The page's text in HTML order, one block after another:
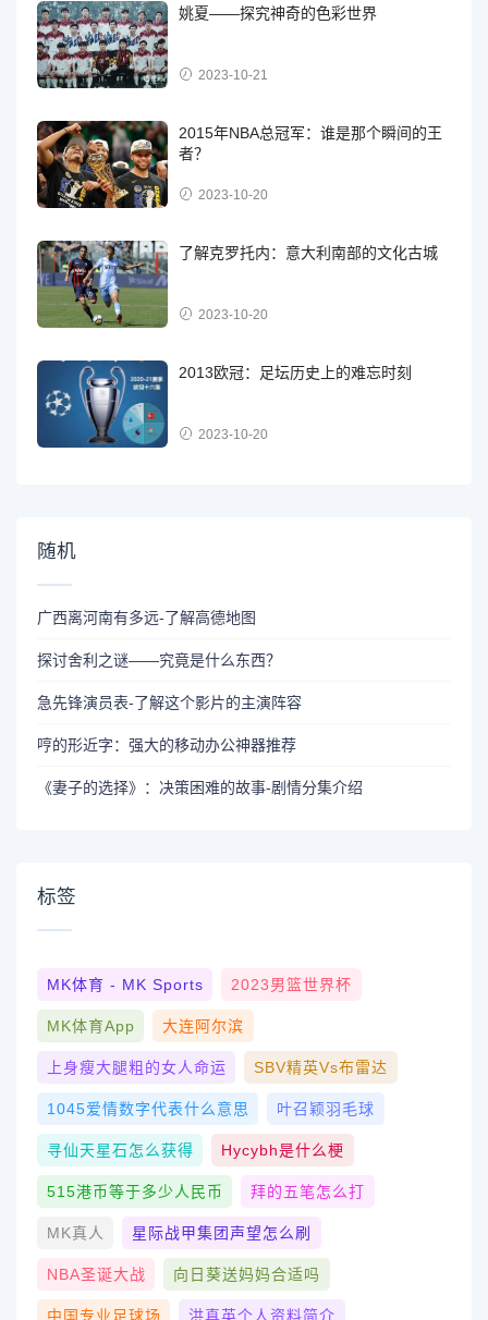
姚夏——探究神奇的色彩世界
2023-10-21
2015年NBA总冠军：谁是那个瞬间的王
者？
2023-10-20
了解克罗托内：意大利南部的文化古城
2023-10-20
2013欧冠：足坛历史上的难忘时刻
2023-10-20
随机
广西离河南有多远-了解高德地图
探讨舍利之谜——究竟是什么东西？
急先锋演员表-了解这个影片的主演阵容
哼的形近字：强大的移动办公神器推荐
《妻子的选择》：决策困难的故事-剧情分集介绍
标签
MK体育 - MK Sports 2023男篮世界杯
MK体育App 大连阿尔滨
上身瘦大腿粗的女人命运 SBV精英vs布雷达
1045爱情数字代表什么意思 叶召颖羽毛球
寻仙天星石怎么获得 Hycybh是什么梗
515港币等于多少人民币 拜的五笔怎么打
MK真人 星际战甲集团声望怎么刷
NBA圣诞大战 向日葵送妈妈合适吗
中国专业足球场 洪真英个人资料简介